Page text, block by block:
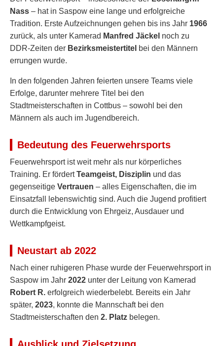
Nass – hat in Saspow eine lange und erfolgreiche
Tradition. Erste Aufzeichnungen gehen bis ins Jahr 1966
zurück, als unter Kamerad Manfred Jäckel noch zu
DDR-Zeiten der Bezirksmeistertitel bei den Männern
errungen wurde.
In den folgenden Jahren feierten unsere Teams viele
Erfolge, darunter mehrere Titel bei den
Stadtmeisterschaften in Cottbus – sowohl bei den
Männern als auch im Jugendbereich.
Bedeutung des Feuerwehrsports
Feuerwehrsport ist weit mehr als nur körperliches
Training. Er fördertTeamgeist, Disziplin und das
gegenseitige Vertrauen – alles Eigenschaften, die im
Einsatzfall lebenswichtig sind. Auch die Jugend profitiert
durch die Entwicklung von Ehrgeiz, Ausdauer und
Wettkampfgeist.
Neustart ab 2022
Nach einer ruhigeren Phase wurde der Feuerwehrsport in
Saspow im Jahr 2022 unter der Leitung von Kamerad
Robert R. erfolgreich wiederbelebt. Bereits ein Jahr
später, 2023, konnte die Mannschaft bei den
Stadtmeisterschaften den 2. Platz belegen.